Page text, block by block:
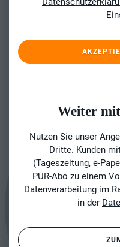
Weiter
Nutzen Sie unser
Dritte. Kunden
(Tageszeitung, e-
PUR-Abo zu einem
Datenverarbeitung im
in der